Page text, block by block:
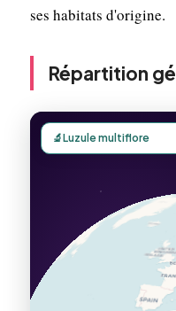
ses habitats d'origine.
Répartition